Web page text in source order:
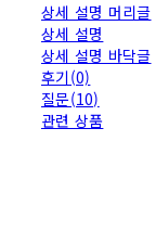
상세 설명 머리글
상세 설명
상세 설명 바닥글
후기(0)
질문(10)
관련 상품